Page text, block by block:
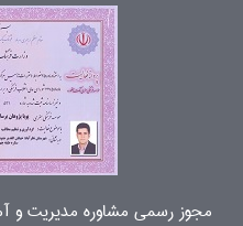
مجوز رسمی مشاوره مدیریت و